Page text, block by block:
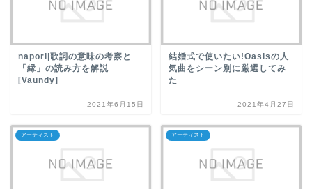
napori|歌詞の意味の考察と
「縁」の読み方を解説
[Vaundy]
2021年6月15日
結婚式で使いたい!Oasisの人
気曲をシーン別に厳選してみ
た
2021年4月27日
アーティスト アーティスト